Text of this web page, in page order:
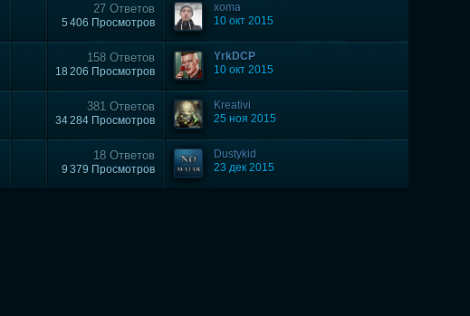
27 Ответов
5 406 Просмотров
xoma
10 окт 2015
158 Ответов
18 206 Просмотров
YrkDCP
10 окт 2015
381 Ответов
34 284 Просмотров
Kreativi
25 ноя 2015
18 Ответов
9 379 Просмотров
Dustykid
23 дек 2015